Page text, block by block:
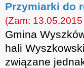
Przymiarki do
(Zam:
Gmina
hali
związane